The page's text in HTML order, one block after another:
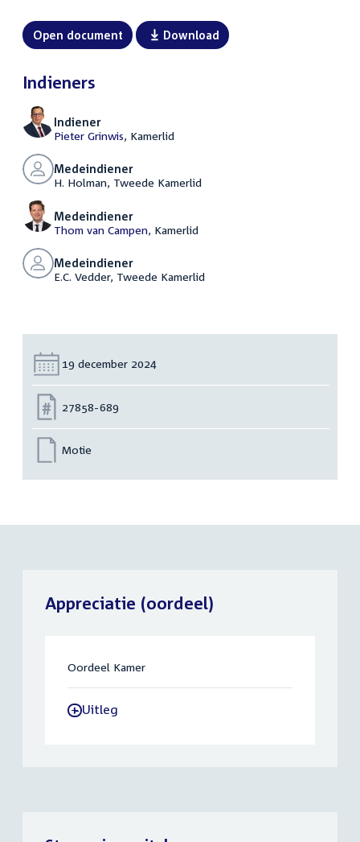
Open document Download
Indieners
Indiener
Pieter Grinwis, Kamerlid
Medeindiener
H. Holman, Tweede Kamerlid
Medeindiener
Thom van Campen, Kamerlid
Medeindiener
E.C. Vedder, Tweede Kamerlid
Datum:
19 december 2024
Nummer:
27858-689
Motie
Appreciatie (oordeel)
Oordeel Kamer
-Uitleg